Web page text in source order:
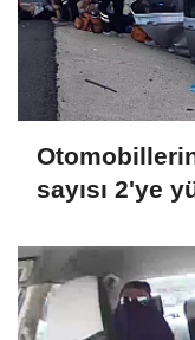
sayısı 2'ye